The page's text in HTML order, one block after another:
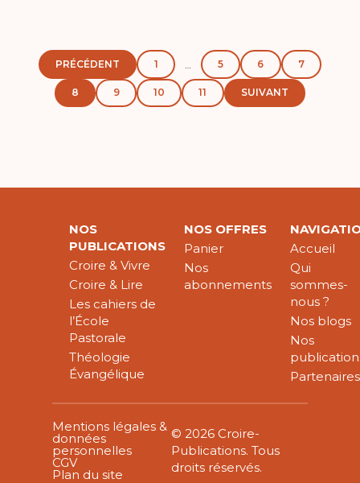
PRÉCÉDENT 1 5 6 7
8 9 10 11 SUIVANT
NOS
PUBLICATIONS
Croire & Vivre
Croire & Lire
Les cahiers de
l’École
Pastorale
Théologie
Évangélique
NOS OFFRES
Panier
Nos
abonnements
Accueil
Qui
sommes-
nous ?
Nos blogs
Nos
Partenaires
Mentions légales &
données
personnelles
CGV
Plan du site
© 2026 Croire-
Publications. Tous
droits réservés.